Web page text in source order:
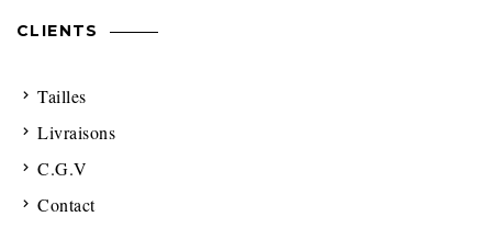
CLIENTS
Tailles
Livraisons
C.G.V
Contact